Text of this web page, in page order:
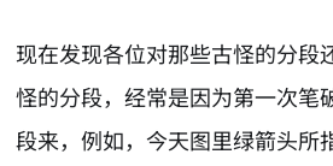
现在发现各位对那些古怪的分段
怪的分段，经常是因为第一次笔
段来，例如，今天图里绿箭头所